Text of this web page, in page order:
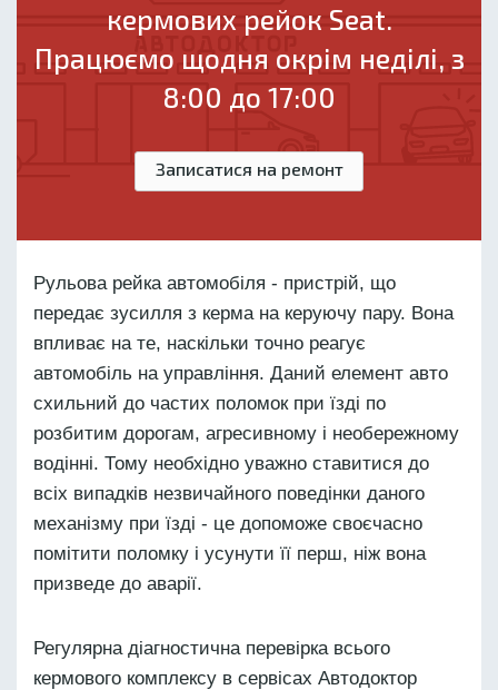
кермових рейок Seat.
Працюємо щодня окрім неділі, з
8:00 до 17:00
Записатися на ремонт
Рульова рейка автомобіля - пристрій, що
передає зусилля з керма на керуючу пару. Вона
впливає на те, наскільки точно реагує
автомобіль на управління. Даний елемент авто
схильний до частих поломок при їзді по
розбитим дорогам, агресивному і необережному
водінні. Тому необхідно уважно ставитися до
всіх випадків незвичайного поведінки даного
механізму при їзді - це допоможе своєчасно
помітити поломку і усунути її перш, ніж вона
призведе до аварії.
Регулярна діагностична перевірка всього
кермового комплексу в сервісах Автодоктор